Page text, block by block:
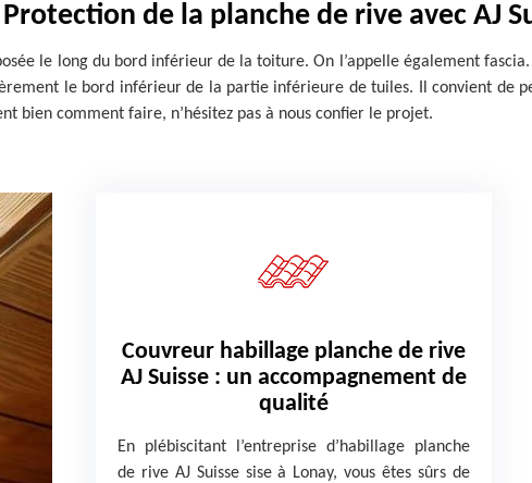
Protection de la planche de rive avec AJ
le long du bord inférieur de la toiture. On l’appelle également
le bord inférieur de la partie inférieure de tuiles. Il convient de
bien comment faire, n’hésitez pas à nous confier le projet.
Couvreur habillage planche de rive
AJ Suisse : un accompagnement de
qualité
En plébiscitant l’entreprise d’habillage planche
de rive AJ Suisse sise à Lonay, vous êtes sûrs de